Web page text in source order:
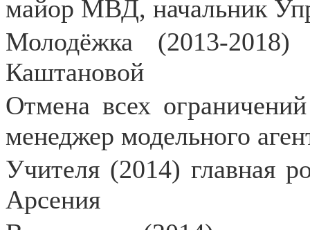
майор МВД, начальник
Молодёжка (2013-
Каштановой
Отмена всех
менеджер модельного
Учителя (2014) главная
Арсения